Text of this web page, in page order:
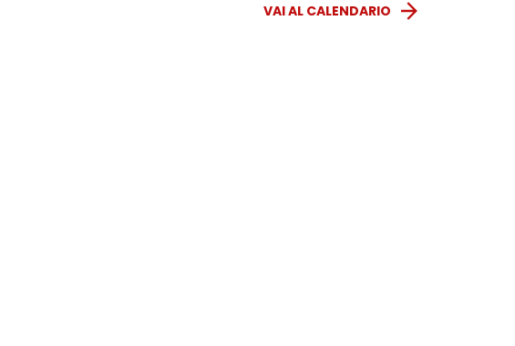
VAI AL CALENDARIO